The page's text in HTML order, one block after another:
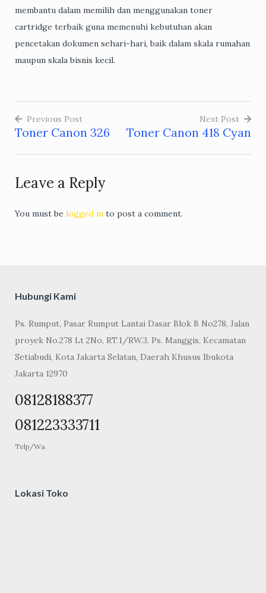
membantu dalam memilih dan menggunakan toner
cartridge terbaik guna memenuhi kebutuhan akan
pencetakan dokumen sehari-hari, baik dalam skala rumahan
maupun skala bisnis kecil.
Post
navigation
Previous Post
Toner Canon 326
Next Post
Toner Canon 418 Cyan
Leave a Reply
You must be logged in to post a comment.
Hubungi Kami
Ps. Rumput, Pasar Rumput Lantai Dasar Blok B No278, Jalan
proyek No.278 Lt 2No, RT.1/RW.3, Ps. Manggis, Kecamatan
Setiabudi, Kota Jakarta Selatan, Daerah Khusus Ibukota
Jakarta 12970
08128188377
081223333711
Telp/Wa
Lokasi Toko